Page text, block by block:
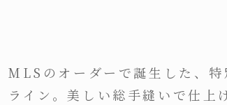
MLSのオーダーで誕生した、特
ライン。美しい総手縫いで仕上